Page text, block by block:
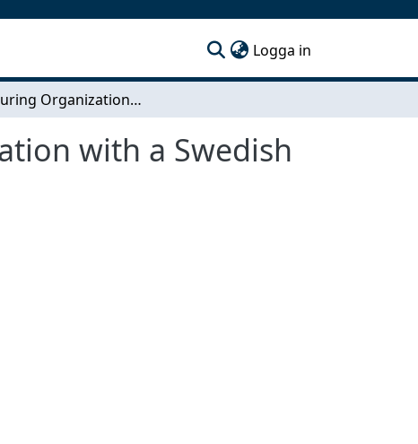
Logga in
Measuring Organization Innovation In Colloboration with a Swedish Consultancy Firm
with a Swedish